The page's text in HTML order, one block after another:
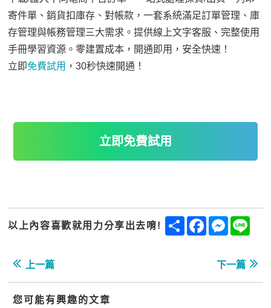
寄件單、銷貨扣庫存、對帳款，一套系統滿足訂單管理、庫
存管理與帳務管理三大需求。提供線上文字客服、完整使用
手冊學習資源。零建置成本，開通即用，安全快速！
立即免費試用 ，30秒快速開通！
立即免費試用
以上內容喜歡就用力分享出去唷! ShareFacebook
上一篇 下一篇
您可能有興趣的文章